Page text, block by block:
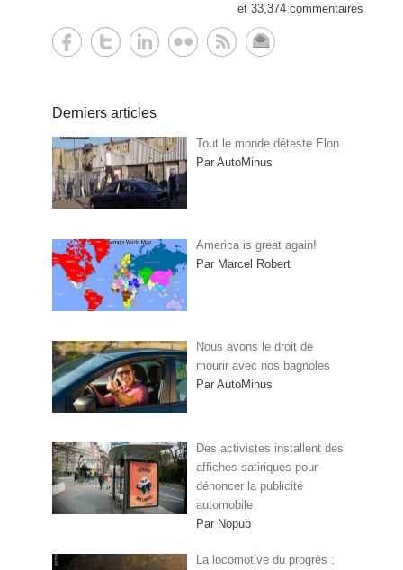
et 33,374 commentaires
Derniers articles
Tout le monde déteste Elon
Par AutoMinus
America is great again!
Par Marcel Robert
Nous avons le droit de
mourir avec nos bagnoles
Par AutoMinus
Des activistes installent des
affiches satiriques pour
dénoncer la publicité
automobile
Par Nopub
La locomotive du progrès :